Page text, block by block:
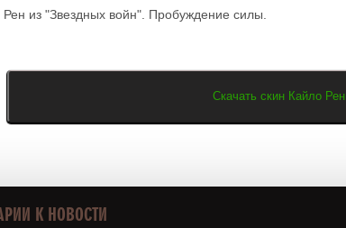
Рен из "Звездных войн". Пробуждение силы.
Скачать скин Кайло Рен
К НОВОСТИ